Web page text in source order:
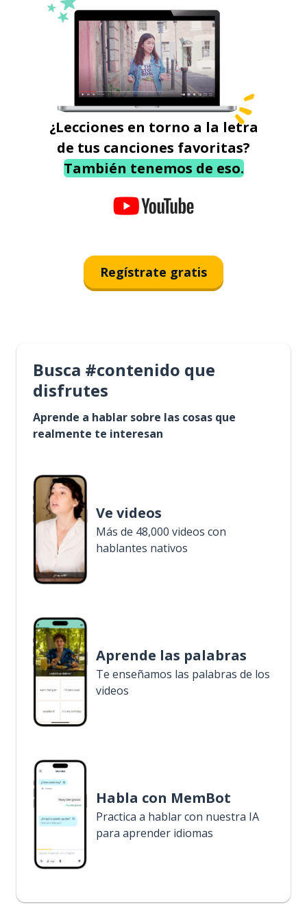
¿Lecciones en torno a la letra
de tus canciones favoritas?
También tenemos de eso.
Regístrate gratis
Busca #contenido que
disfrutes
Aprende a hablar sobre las cosas que
realmente te interesan
Ve videos
Más de 48,000 videos con
hablantes nativos
Aprende las palabras
Te enseñamos las palabras de los
videos
Habla con MemBot
Practica a hablar con nuestra IA
para aprender idiomas